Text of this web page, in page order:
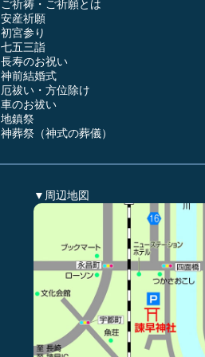
ご祈祷・ご祈願とは
安産祈願
初宮参り
七五三詣
長寿のお祝い
神前結婚式
厄祓い・方位除け
車のお祓い
地鎮祭
神葬祭（神式の葬儀）
▼周辺地図